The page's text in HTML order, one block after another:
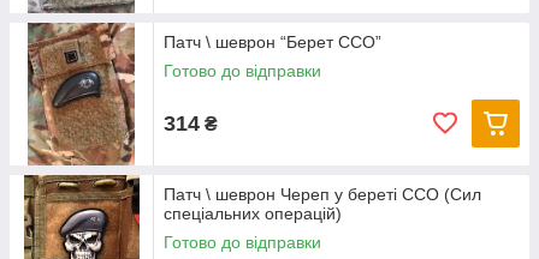
Патч \ шеврон “Берет ССО”
Готово до відправки
314 ₴
Патч \ шеврон Череп у береті ССО (Сил
спеціальних операцій)
Готово до відправки